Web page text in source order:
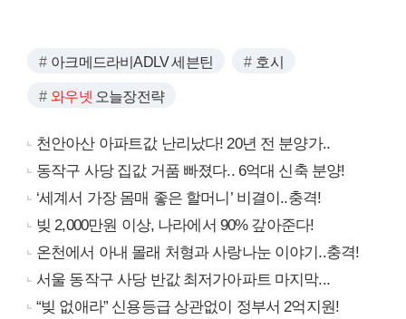
아크메드라비ADLV 세븐틴 호시
와우넷 오늘장전략
천안아산 아파트값 난리났다! 20년 전 분양가..
동작구 사당 집값 거품 빠졌다.. 6억대 신축 분양!
‘세계서 가장 몸매 좋은 할머니’ 비결이..충격!
빚 2,000만원 이상, 나라에서 90% 갚아준다!
온천에서 아내 몰래 처형과 사랑나눈 이야기..충격!
서울 동작구 사당 반값 최저가아파트 마지막...
“빚 없애라” 신용등급 상관없이 정부서 2억지원!